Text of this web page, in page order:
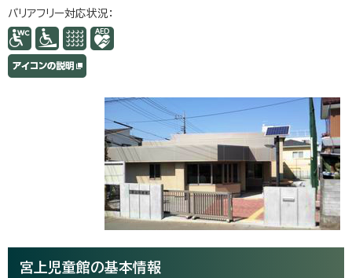
バリアフリー対応状況：
宮上児童館の基本情報